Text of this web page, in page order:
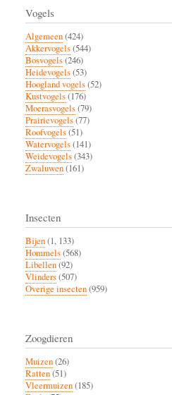
Vogels
Algemeen(424)
Akkervogels(544)
Bosvogels(246)
Heidevogels(53)
Hoogland vogels(52)
Kustvogels(176)
Moerasvogels(79)
Prairievogels(77)
Roofvogels(51)
Watervogels(141)
Weidevogels(343)
Zwaluwen(161)
Insecten
Bijen(1, 133)
Hommels(568)
Libellen(92)
Vlinders(507)
Overige insecten(959)
Zoogdieren
Muizen(26)
Ratten(51)
Vleermuizen(185)